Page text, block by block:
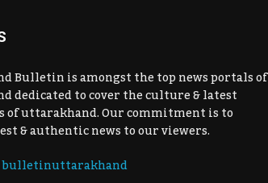
Bulletin is amongst the top news portals of
dedicated to cover the culture & latest
of uttarakhand. Our commitment is to
& authentic news to our viewers.
bulletinuttarakhand